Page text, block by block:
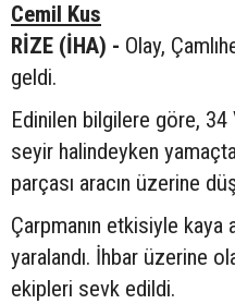
Cemil Kus
RİZE (İHA) - Olay,
geldi.
Edinilen bilgilere göre, 34
seyir halindeyken
parçası aracın üzerine
Çarpmanın etkisiyle kaya
yaralandı. İhbar üzerine
ekipleri sevk edildi.